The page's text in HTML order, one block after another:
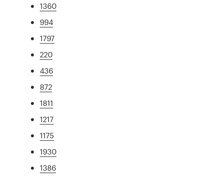
1360
994
1797
220
436
872
1811
1217
1175
1930
1386